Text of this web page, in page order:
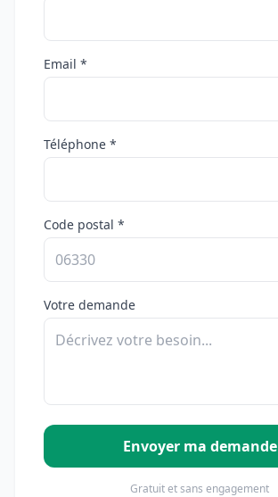
Email *
Téléphone *
Code postal *
Votre demande
Envoyer ma demande
Gratuit et sans engagement